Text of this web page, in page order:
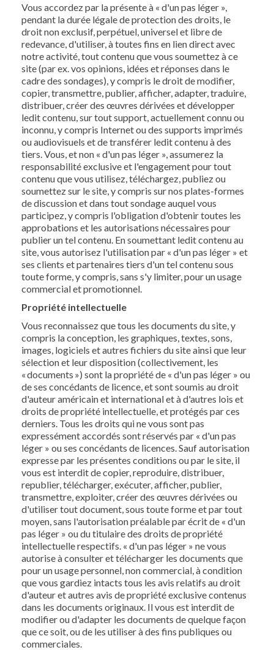
Vous accordez par la présente à « d'un pas léger »,
pendant la durée légale de protection des droits, le
droit non exclusif, perpétuel, universel et libre de
redevance, d'utiliser, à toutes fins en lien direct avec
notre activité, tout contenu que vous soumettez à ce
site (par ex. vos opinions, idées et réponses dans le
cadre des sondages), y compris le droit de modifier,
copier, transmettre, publier, afficher, adapter, traduire,
distribuer, créer des œuvres dérivées et développer
ledit contenu, sur tout support, actuellement connu ou
inconnu, y compris Internet ou des supports imprimés
ou audiovisuels et de transférer ledit contenu à des
tiers. Vous, et non « d'un pas léger », assumerez la
responsabilité exclusive et l'engagement pour tout
contenu que vous utilisez, téléchargez, publiez ou
soumettez sur le site, y compris sur nos plates-formes
de discussion et dans tout sondage auquel vous
participez, y compris l'obligation d'obtenir toutes les
approbations et les autorisations nécessaires pour
publier un tel contenu. En soumettant ledit contenu au
site, vous autorisez l'utilisation par « d'un pas léger » et
ses clients et partenaires tiers d'un tel contenu sous
toute forme, y compris, sans s'y limiter, pour un usage
commercial et promotionnel.
Propriété intellectuelle
Vous reconnaissez que tous les documents du site, y
compris la conception, les graphiques, textes, sons,
images, logiciels et autres fichiers du site ainsi que leur
sélection et leur disposition (collectivement, les
« documents ») sont la propriété de « d'un pas léger » ou
de ses concédants de licence, et sont soumis au droit
d'auteur américain et international et à d'autres lois et
droits de propriété intellectuelle, et protégés par ces
derniers. Tous les droits qui ne vous sont pas
expressément accordés sont réservés par « d'un pas
léger » ou ses concédants de licences. Sauf autorisation
expresse par les présentes conditions ou par le site, il
vous est interdit de copier, reproduire, distribuer,
republier, télécharger, exécuter, afficher, publier,
transmettre, exploiter, créer des œuvres dérivées ou
d'utiliser tout document, sous toute forme et par tout
moyen, sans l'autorisation préalable par écrit de « d'un
pas léger » ou du titulaire des droits de propriété
intellectuelle respectifs. « d'un pas léger » ne vous
autorise à consulter et télécharger les documents que
pour un usage personnel, non commercial, à condition
que vous gardiez intacts tous les avis relatifs au droit
d'auteur et autres avis de propriété exclusive contenus
dans les documents originaux. Il vous est interdit de
modifier ou d'adapter les documents de quelque façon
que ce soit, ou de les utiliser à des fins publiques ou
commerciales.